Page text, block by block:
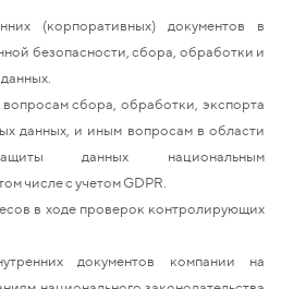
(корпоративных) документов в
безопасности, сбора, обработки и
сбора, обработки, экспорта
данных, и иным вопросам в области
данных национальным
числе с учетом GDPR.
в ходе проверок контролирующих
документов компании на